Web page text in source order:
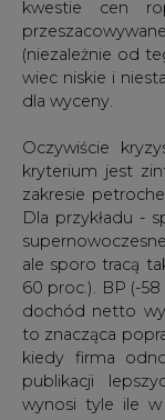
dla wyceny.
Oczywiście
kryterium jest
zakresie
ale sporo tracą
60 proc.). BP (-
dochód netto
to znacząca
kiedy firma
publikacji
wynosi tyle ile
przed utratą
proc.). PKN
"bezpiecznej"
proc.). To